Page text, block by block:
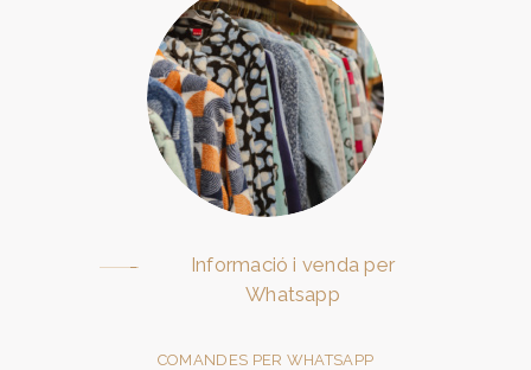
Informació i venda per
Whatsapp
COMANDES PER WHATSAPP